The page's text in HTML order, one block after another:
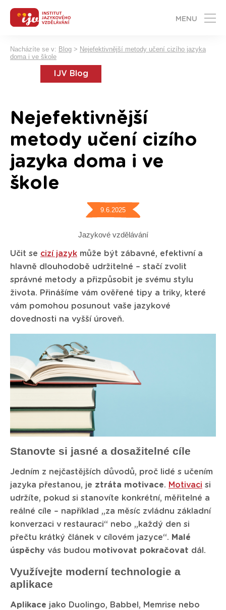
MENU
Nacházíte se v: Blog > Nejefektivnější metody učení cizího jazyka
doma i ve škole
IJV Blog
Nejefektivnější
metody učení cizího
jazyka doma i ve
škole
9.6.2025
Jazykové vzdělávání
Učit se cizí jazyk může být zábavné, efektivní a
hlavně dlouhodobě udržitelné – stačí zvolit
správné metody a přizpůsobit je svému stylu
života. Přinášíme vám ověřené tipy a triky, které
vám pomohou posunout vaše jazykové
dovednosti na vyšší úroveň.
Stanovte si jasné a dosažitelné cíle
Jedním z nejčastějších důvodů, proč lidé s učením
jazyka přestanou, je ztráta motivace. Motivaci si
udržíte, pokud si stanovíte konkrétní, měřitelné a
reálné cíle – například „za měsíc zvládnu základní
konverzaci v restauraci“ nebo „každý den si
přečtu krátký článek v cílovém jazyce“. Malé
úspěchy vás budou motivovat pokračovat dál.
Využívejte moderní technologie a
aplikace
Aplikace jako Duolingo, Babbel, Memrise nebo